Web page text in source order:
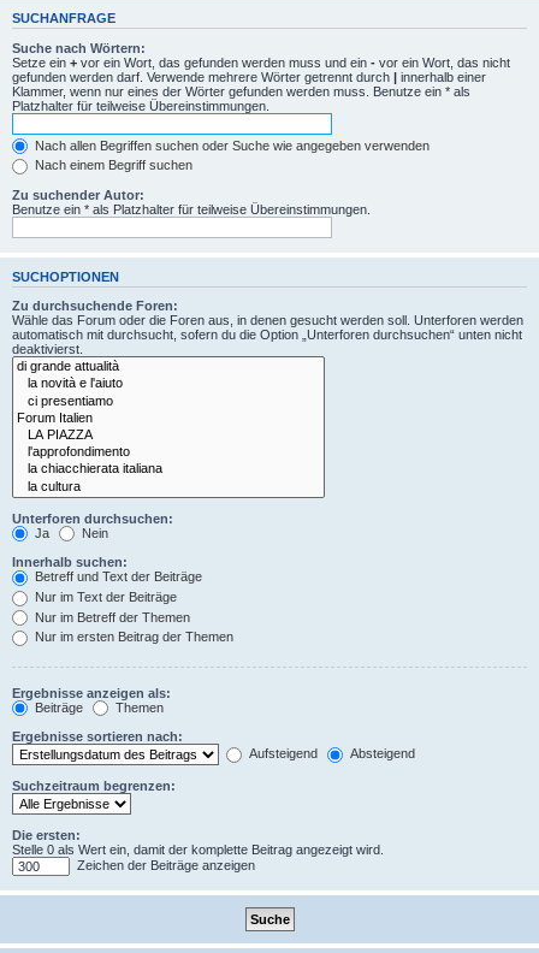
SUCHANFRAGE
Suche nach Wörtern:
Setze ein + vor ein Wort, das gefunden werden muss und ein - vor ein Wort, das nicht
gefunden werden darf. Verwende mehrere Wörter getrennt durch | innerhalb einer
Klammer, wenn nur eines der Wörter gefunden werden muss. Benutze ein * als
Platzhalter für teilweise Übereinstimmungen.
Nach allen Begriffen suchen oder Suche wie angegeben verwenden
Nach einem Begriff suchen
Zu suchender Autor:
Benutze ein * als Platzhalter für teilweise Übereinstimmungen.
SUCHOPTIONEN
Zu durchsuchende Foren:
Wähle das Forum oder die Foren aus, in denen gesucht werden soll. Unterforen werden
automatisch mit durchsucht, sofern du die Option „Unterforen durchsuchen“ unten nicht
deaktivierst.
Unterforen durchsuchen:
Ja
Nein
Innerhalb suchen:
Betreff und Text der Beiträge
Nur im Text der Beiträge
Nur im Betreff der Themen
Nur im ersten Beitrag der Themen
Ergebnisse anzeigen als:
Beiträge
Themen
Ergebnisse sortieren nach:
Aufsteigend
Absteigend
Suchzeitraum begrenzen:
Die ersten:
Stelle 0 als Wert ein, damit der komplette Beitrag angezeigt wird.
Zeichen der Beiträge anzeigen